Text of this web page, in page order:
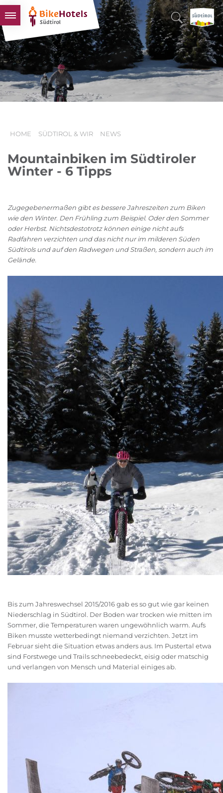
BIKEHOTELS
HOTELS & PAKETE
TOUREN & REVIERE
SÜDTIROL & WIR
HOME SÜDTIROL & WIR NEWS
Mountainbiken im Südtiroler
Winter - 6 Tipps
Zugegebenermaßen gibt es bessere Jahreszeiten zum Biken
wie den Winter. Den Frühling zum Beispiel. Oder den Sommer
oder Herbst. Nichtsdestotrotz können einige nicht aufs
Radfahren verzichten und das nicht nur im milderen Süden
Südtirols und auf den Radwegen und Straßen, sondern auch im
Gelände.
Bis zum Jahreswechsel 2015/2016 gab es so gut wie gar keinen
Niederschlag in Südtirol. Der Boden war trocken wie mitten im
Sommer, die Temperaturen waren ungewöhnlich warm. Aufs
Biken musste wetterbedingt niemand verzichten. Jetzt im
Februar sieht die Situation etwas anders aus. Im Pustertal etwa
sind Forstwege und Trails schneebedeckt, eisig oder matschig
und verlangen von Mensch und Material einiges ab.